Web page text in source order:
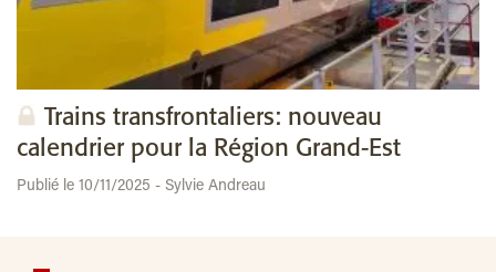
Trains transfrontaliers: nouveau
calendrier pour la Région Grand-Est
Publié le 10/11/2025 - Sylvie Andreau